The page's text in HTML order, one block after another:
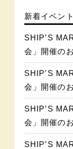
新着イベン
SHIP’S
会」開催の
SHIP’S
会」開催の
SHIP’S
会」開催の
SHIP’S